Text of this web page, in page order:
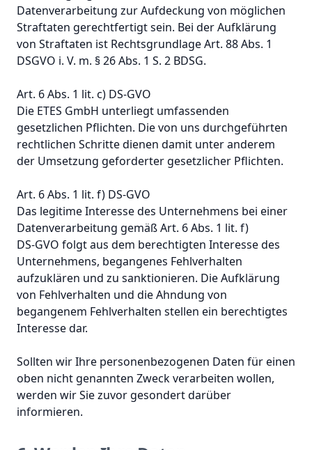
Datenverarbeitung zur Aufdeckung von möglichen
Straftaten gerechtfertigt sein. Bei der Aufklärung
von Straftaten ist Rechtsgrundlage Art. 88 Abs. 1
DSGVO i. V. m. § 26 Abs. 1 S. 2 BDSG.
Art. 6 Abs. 1 lit. c) DS-GVO
Die ETES GmbH unterliegt umfassenden
gesetzlichen Pflichten. Die von uns durchgeführten
rechtlichen Schritte dienen damit unter anderem
der Umsetzung geforderter gesetzlicher Pflichten.
Art. 6 Abs. 1 lit. f) DS-GVO
Das legitime Interesse des Unternehmens bei einer
Datenverarbeitung gemäß Art. 6 Abs. 1 lit. f)
DS-GVO folgt aus dem berechtigten Interesse des
Unternehmens, begangenes Fehlverhalten
aufzuklären und zu sanktionieren. Die Aufklärung
von Fehlverhalten und die Ahndung von
begangenem Fehlverhalten stellen ein berechtigtes
Interesse dar.
Sollten wir Ihre personenbezogenen Daten für einen
oben nicht genannten Zweck verarbeiten wollen,
werden wir Sie zuvor gesondert darüber
informieren.